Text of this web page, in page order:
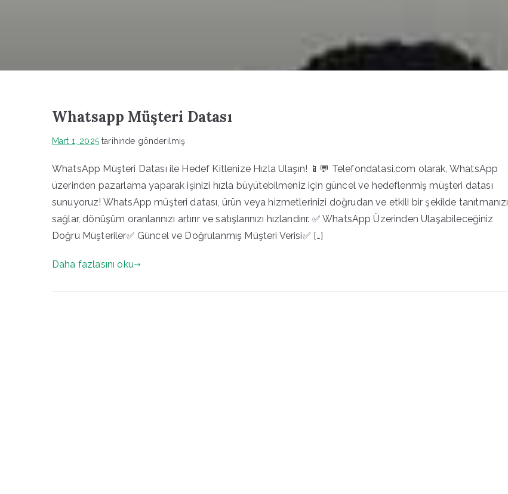
Whatsapp Müşteri Datası
Mart 1, 2025tarihinde gönderilmiş
WhatsApp Müşteri Datası ile Hedef Kitlenize Hızla Ulaşın! 📱💬 Telefondatasi.com olarak, WhatsApp
üzerinden pazarlama yaparak işinizi hızla büyütebilmeniz için güncel ve hedeflenmiş müşteri datası
sunuyoruz! WhatsApp müşteri datası, ürün veya hizmetlerinizi doğrudan ve etkili bir şekilde tanıtmanızı
sağlar, dönüşüm oranlarınızı artırır ve satışlarınızı hızlandırır. ✅ WhatsApp Üzerinden Ulaşabileceğiniz
Doğru Müşteriler✅ Güncel ve Doğrulanmış Müşteri Verisi✅ […]
Daha fazlasını oku